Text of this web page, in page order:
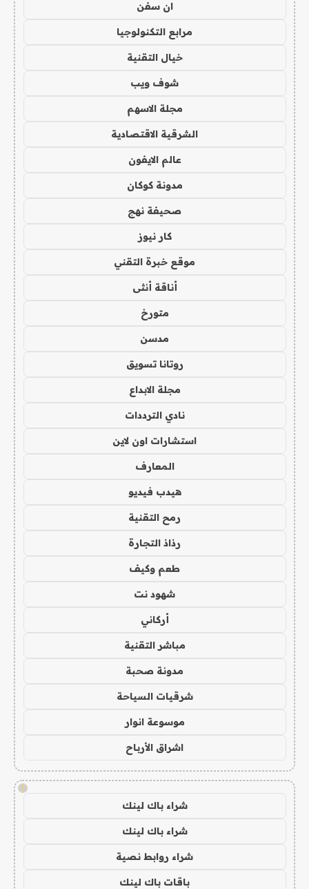
ان سفن
مرابع التكنولوجيا
خيال التقنية
شوف ويب
مجلة الاسهم
الشرقية الاقتصادية
عالم الايفون
مدونة كوكان
صحيفة نهج
كار نيوز
موقع خبرة التقني
أناقة أنثى
متورخ
مدسن
روتانا تسويق
مجلة الابداع
نادي الترددات
استشارات اون لاين
المعارف
هيدب فيديو
رمح التقنية
رذاذ التجارة
طعم وكيف
شهود نت
أركاني
مباشر التقنية
مدونة صحبة
شرقيات السياحة
موسوعة انوار
اشراق الأرباح
!
شراء باك لينك
شراء باك لينك
شراء روابط نصية
باقات باك لينك